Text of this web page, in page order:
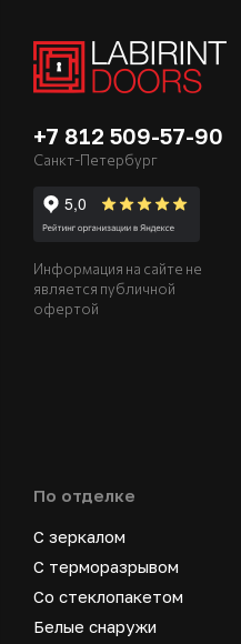
+7 812 509-57-90
Санкт-Петербург
Информация на сайте не
является публичной
офертой
По отделке
С зеркалом
С терморазрывом
Со стеклопакетом
Белые снаружи